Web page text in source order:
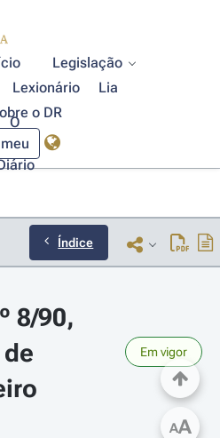
Legislação
Lexionário
Lia
o DR
O
meu
Índice
8/90,
Em vigor
AA